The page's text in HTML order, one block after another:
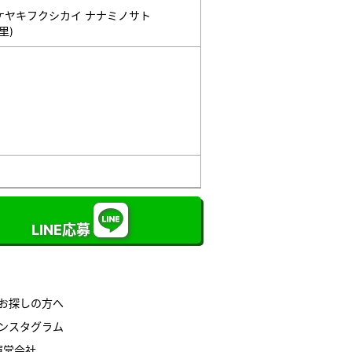
キフクシカイ ナナミノサト
)
LINE応募
探しの方へ
スタグラム